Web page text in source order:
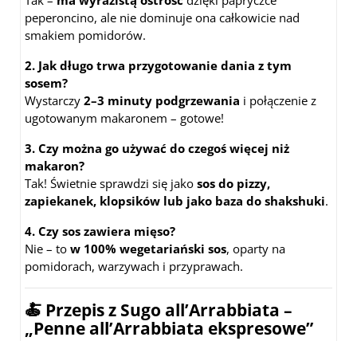
peperoncino, ale nie dominuje ona całkowicie nad
smakiem pomidorów.
2. Jak długo trwa przygotowanie dania z tym
sosem?
Wystarczy 2–3 minuty podgrzewania i połączenie z
ugotowanym makaronem – gotowe!
3. Czy można go używać do czegoś więcej niż
makaron?
Tak! Świetnie sprawdzi się jako sos do pizzy,
zapiekanek, klopsików lub jako baza do shakshuki.
4. Czy sos zawiera mięso?
Nie – to w 100% wegetariański sos, oparty na
pomidorach, warzywach i przyprawach.
🍝 Przepis z Sugo all’Arrabbiata –
„Penne all’Arrabbiata ekspresowe”